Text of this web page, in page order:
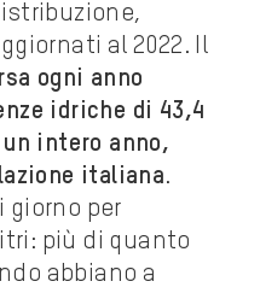
al 2022. Il
ogni anno
idriche di 43,4
intero anno,
italiana.
giorno per
più di quanto
abbiano a